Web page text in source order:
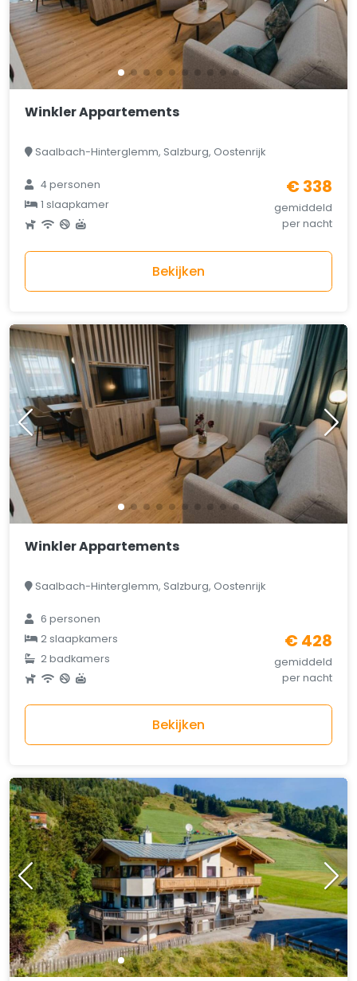
Winkler Appartements
Saalbach-Hinterglemm, Salzburg, Oostenrijk
4 personen
1 slaapkamer
€ 338
gemiddeld
per nacht
Bekijken
Winkler Appartements
Saalbach-Hinterglemm, Salzburg, Oostenrijk
6 personen
2 slaapkamers
2 badkamers
€ 428
gemiddeld
per nacht
Bekijken